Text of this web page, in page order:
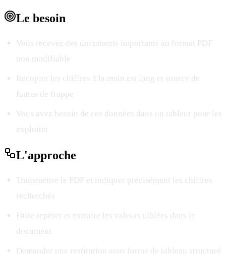
Le besoin
Vous recevez des documents importants au format PDF
non modifiable
Recopier les chiffres à la main est long et source de
fautes de frappe
Vous avez besoin de ces données dans un tableur pour les
exploiter
L'approche
Transmettre le PDF et indiquer précisément les chiffres
recherchés
Faire repérer et extraire les valeurs ciblées dans le
document
Demander une restitution sous forme de tableau structuré